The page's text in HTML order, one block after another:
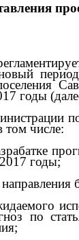
годы
том числе:
годы;
по